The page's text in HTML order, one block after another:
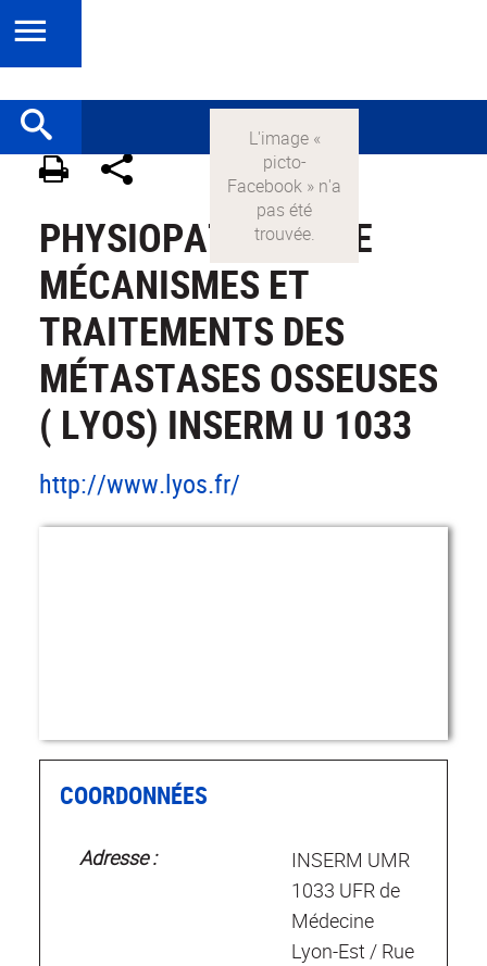
PHYSIOPATHOLOGIE
MÉCANISMES ET
TRAITEMENTS DES
MÉTASTASES OSSEUSES
( LYOS) INSERM U 1033
http://www.lyos.fr/
COORDONNÉES
Adresse :
INSERM UMR
1033 UFR de
Médecine
Lyon-Est / Rue